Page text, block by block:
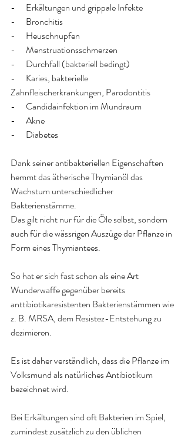
-      Erkältungen und grippale Infekte
-      Bronchitis
-      Heuschnupfen
-      Menstruationsschmerzen
-      Durchfall (bakteriell bedingt)
-      Karies, bakterielle
Zahnfleischerkrankungen, Parodontitis
-      Candidainfektion im Mundraum
-      Akne
-      Diabetes
Dank seiner antibakteriellen Eigenschaften
hemmt das ätherische Thymianöl das
Wachstum unterschiedlicher
Bakterienstämme.
Das gilt nicht nur für die Öle selbst, sondern
auch für die wässrigen Auszüge der Pflanze in
Form eines Thymiantees.
So hat er sich fast schon als eine Art
Wunderwaffe gegenüber bereits
anttibiotikaresistenten Bakterienstämmen wie
z. B. MRSA, dem Resistez-Entstehung zu
dezimieren.
Es ist daher verständlich, dass die Pflanze im
Volksmund als natürliches Antibiotikum
bezeichnet wird.
Bei Erkältungen sind oft Bakterien im Spiel,
zumindest zusätzlich zu den üblichen